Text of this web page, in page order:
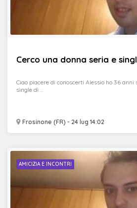
Cerco una donna seria e
Frosinone (FR) - 24 lug 14:02
Ciao piacere di conoscerti Alessio ho 36 anni
sìngle dì ...
AMICIZIA E INCONTRI